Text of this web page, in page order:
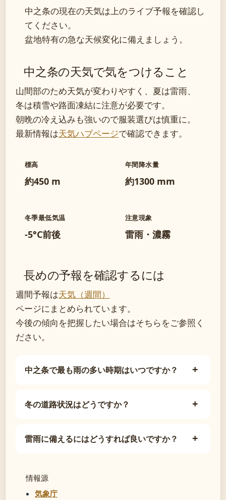
中之条の現在の天気は上のライブ予報を確認し
てください。
盆地特有の急な天候変化に備えましょう。
中之条の天気で気をつけること
山間部のため天気が変わりやすく、夏は雷雨、
冬は積雪や路面凍結に注意が必要です。
朝晩の冷え込みも強いので服装選びは慎重に。
最新情報は天気ハブページで確認できます。
標高
約450 m
年間降水量
約1300 mm
冬季最低気温
-5°C前後
注意現象
雷雨・濃霧
長めの予報を確認するには
週間予報は天気（週間）
ページにまとめられています。
今後の傾向を把握したい場合はそちらをご参照く
ださい。
中之条で最も雨の多い時期はいつですか？
冬の道路状況はどうですか？
雷雨に備えるにはどうすれば良いですか？
情報源
気象庁